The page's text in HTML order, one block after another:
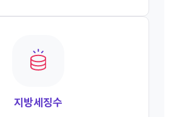
지방세징수